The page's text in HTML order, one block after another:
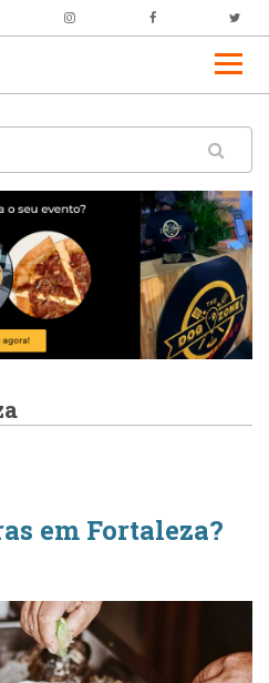
em Fortaleza?